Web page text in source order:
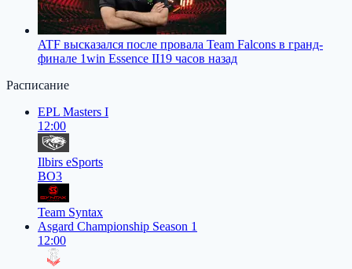
ATF высказался после провала Team Falcons в гранд-
финале 1win Essence II19 часов назад
Расписание
EPL Masters I
12:00
Ilbirs eSports
BO3
Team Syntax
Asgard Championship Season 1
12:00